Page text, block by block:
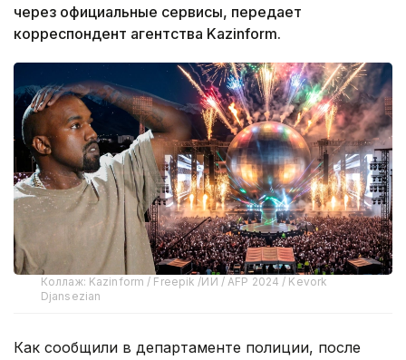
через официальные сервисы, передает
корреспондент агентства Kazinform.
Коллаж: Kazinform / Freepik /ИИ / AFP 2024 / Kevork
Djansezian
Как сообщили в департаменте полиции, после